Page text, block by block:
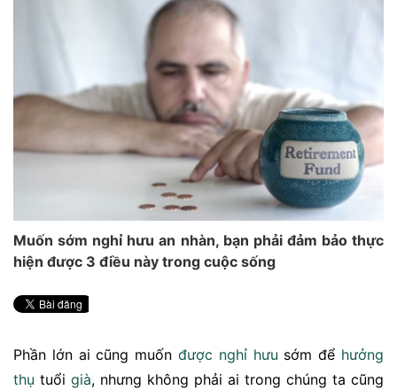
Muốn sớm nghỉ hưu an nhàn, bạn phải đảm bảo thực
hiện được 3 điều này trong cuộc sống
Phần lớn ai cũng muốn được nghỉ hưu sớm để hưởng
thụ tuổi già, nhưng không phải ai trong chúng ta cũng